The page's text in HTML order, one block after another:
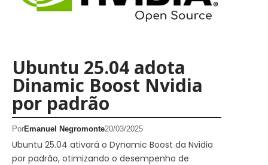
Ubuntu 25.04 adota
Dinamic Boost Nvidia
por padrão
PorEmanuel Negromonte20/03/2025
Ubuntu 25.04 ativará o Dynamic Boost da Nvidia
por padrão, otimizando o desempenho de